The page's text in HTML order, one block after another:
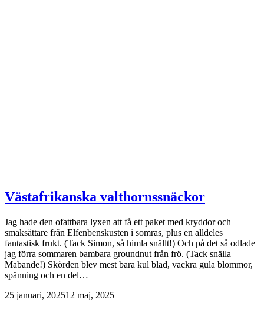
Västafrikanska valthornssnäckor
Jag hade den ofattbara lyxen att få ett paket med kryddor och
smaksättare från Elfenbenskusten i somras, plus en alldeles
fantastisk frukt. (Tack Simon, så himla snällt!) Och på det så odlade
jag förra sommaren bambara groundnut från frö. (Tack snälla
Mabande!) Skörden blev mest bara kul blad, vackra gula blommor,
spänning och en del…
25 januari, 202512 maj, 2025